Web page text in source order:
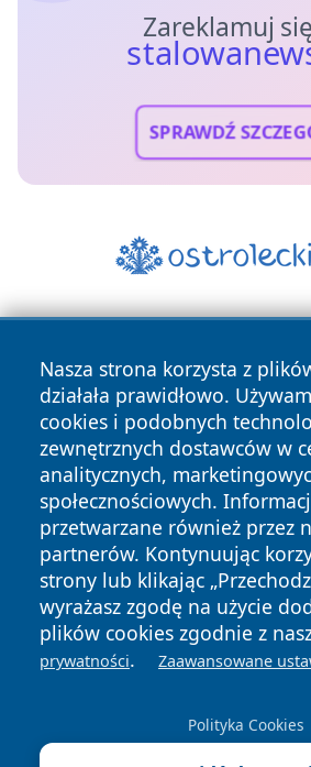
Zareklamuj
SPRAWDŹ
Nasza strona korzysta z
działała prawidłowo.
cookies i podobnych
zewnętrznych dostawców w
analitycznych,
społecznościowych.
przetwarzane również przez
partnerów. Kontynuując
strony lub klikając
wyrażasz zgodę na użycie
plików cookies zgodnie z
prywatności. Zaawansowane
Polityka Cookies
Copyright © 2026 stalowanews.pl
zastrzeżone.
News Autorzy
Polityka
Prywatności